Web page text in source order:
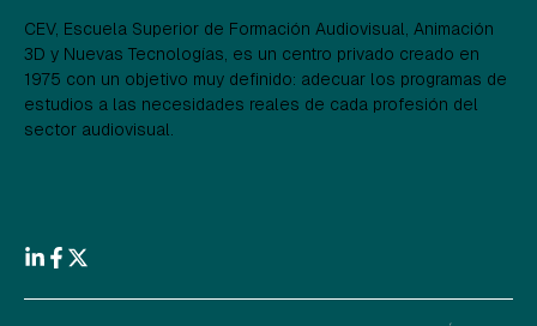
CEV, Escuela Superior de Formación Audiovisual, Animación
3D y Nuevas Tecnologías, es un centro privado creado en
1975 con un objetivo muy definido: adecuar los programas de
estudios a las necesidades reales de cada profesión del
sector audiovisual.